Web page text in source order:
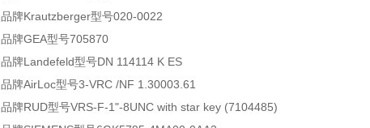
品牌Krautzberger型号020-0022
品牌GEA型号705870
品牌Landefeld型号DN 114114 K ES
品牌AirLoc型号3-VRC /NF 1.30003.61
品牌RUD型号VRS-F-1"-8UNC with star key (7104485)